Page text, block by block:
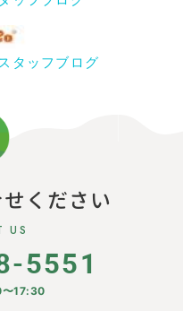
タッフブログ
ください
US
5551
17:30